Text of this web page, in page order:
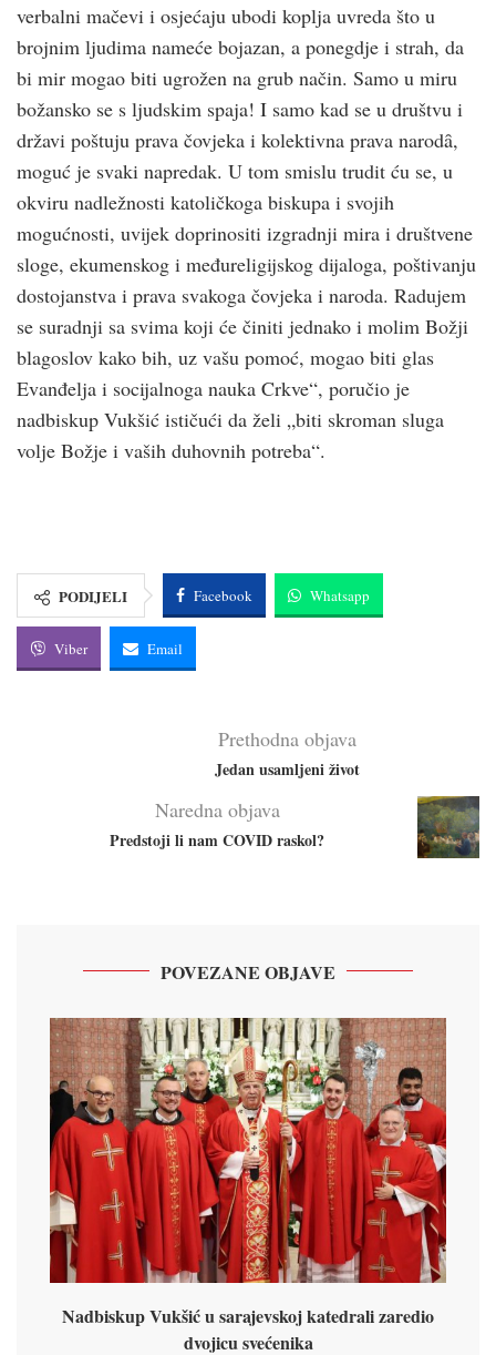
verbalni mačevi i osjećaju ubodi koplja uvreda što u
brojnim ljudima nameće bojazan, a ponegdje i strah, da
bi mir mogao biti ugrožen na grub način. Samo u miru
božansko se s ljudskim spaja! I samo kad se u društvu i
državi poštuju prava čovjeka i kolektivna prava narodȃ,
moguć je svaki napredak. U tom smislu trudit ću se, u
okviru nadležnosti katoličkoga biskupa i svojih
mogućnosti, uvijek doprinositi izgradnji mira i društvene
sloge, ekumenskog i međureligijskog dijaloga, poštivanju
dostojanstva i prava svakoga čovjeka i naroda. Radujem
se suradnji sa svima koji će činiti jednako i molim Božji
blagoslov kako bih, uz vašu pomoć, mogao biti glas
Evanđelja i socijalnoga nauka Crkve“, poručio je
nadbiskup Vukšić ističući da želi „biti skroman sluga
volje Božje i vaših duhovnih potreba“.
PODIJELI Facebook Whatsapp
Viber Email
Prethodna objava
Jedan usamljeni život
Naredna objava
Predstoji li nam COVID raskol?
POVEZANE OBJAVE
Nadbiskup Vukšić u sarajevskoj katedrali zaredio
dvojicu svećenika